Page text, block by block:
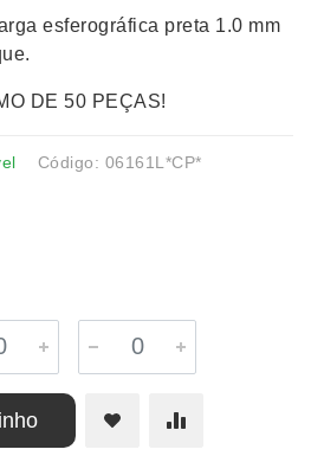
esferográfica preta 1.0 mm
DE 50 PEÇAS!
Código: 06161L*CP*